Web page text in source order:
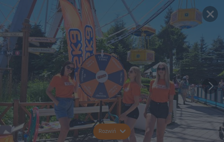
Rozwiń